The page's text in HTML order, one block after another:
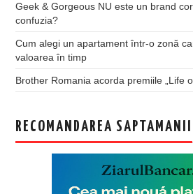
Geek & Gorgeous NU este un brand
confuzia?
Cum alegi un apartament într-o zonă
valoarea în timp
Brother Romania acorda premiile „Life
RECOMANDAREA SAPTAMANII